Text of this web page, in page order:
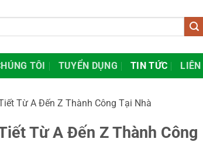
TÔI TUYỂN DỤNG TIN TỨC LIÊN
Từ A Đến Z Thành Công Tại Nhà
Từ A Đến Z Thành Công